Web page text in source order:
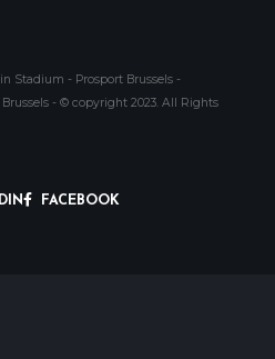
Stadium - Prosport Brussels -
Brussels - © copyright 2023. All Rights
FACEBOOK